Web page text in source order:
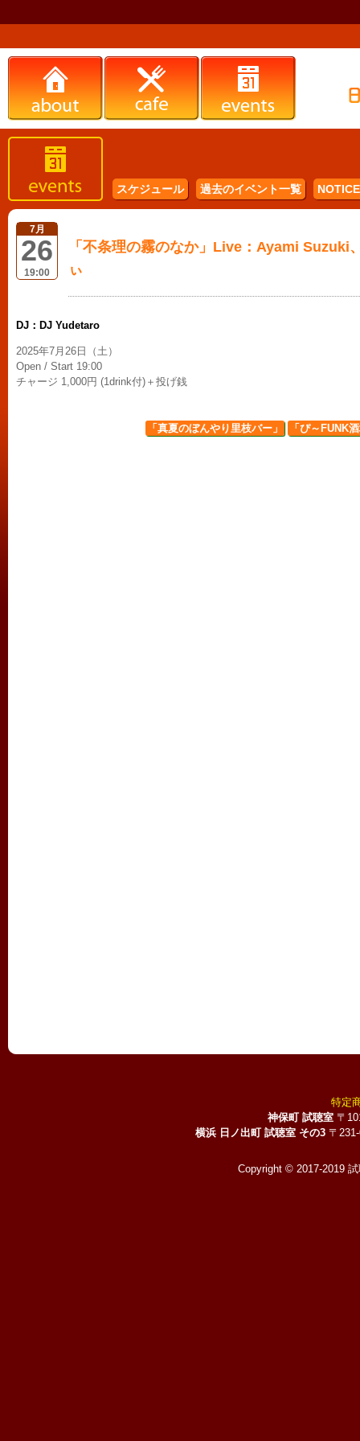
スケジュール 過去のイベント一覧
7月
26
19:00
「不条理の霧のなか」Live：Ayami
ぃ
DJ：DJ Yudetaro
2025年7月26日（土）
Open / Start 19:00
チャージ 1,000円 (1drink付)＋投げ銭
「真夏のぼんやり里枝バー」 「ぴ～FUNK
特定
神保町 試聴室 〒
横浜 日ノ出町 試聴室 その3 〒
Copyright © 2017-2019